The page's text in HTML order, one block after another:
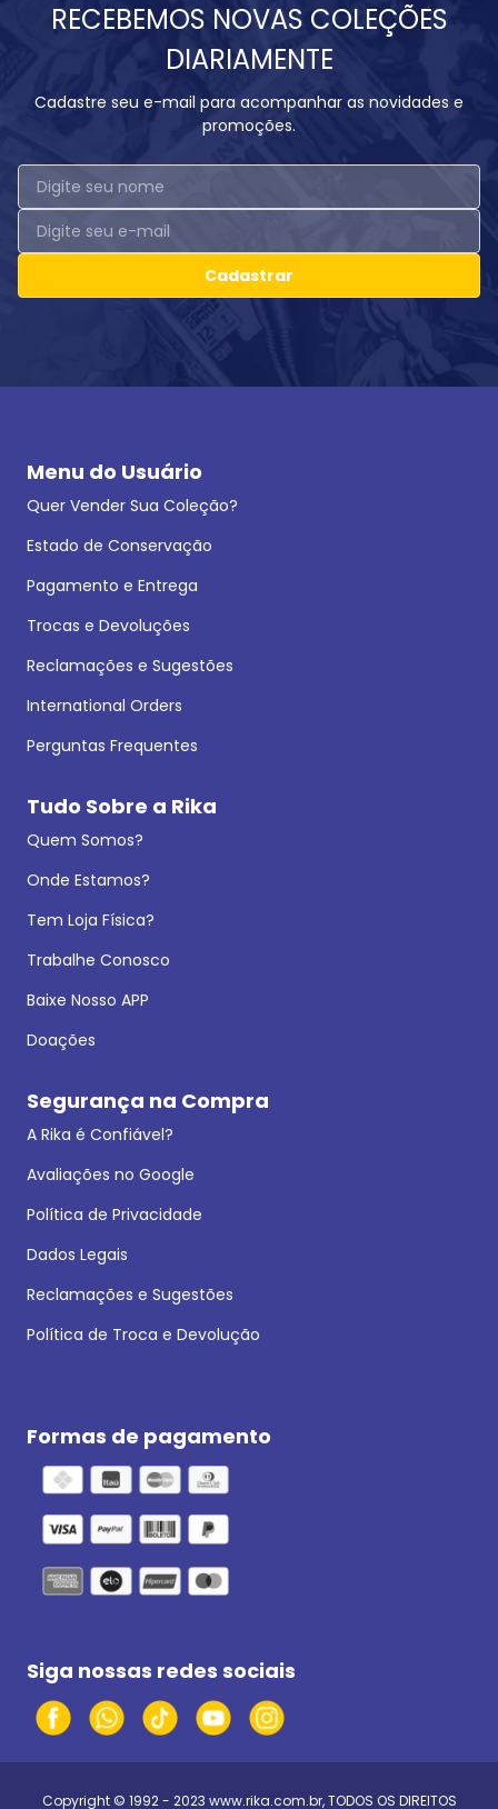
RECEBEMOS NOVAS COLEÇÕES
DIARIAMENTE
Cadastre seu e-mail para acompanhar as novidades e
promoções.
Cadastrar
Menu do Usuário
Quer Vender Sua Coleção?
Estado de Conservação
Pagamento e Entrega
Trocas e Devoluções
Reclamações e Sugestões
International Orders
Perguntas Frequentes
Tudo Sobre a Rika
Quem Somos?
Onde Estamos?
Tem Loja Física?
Trabalhe Conosco
Baixe Nosso APP
Doações
Segurança na Compra
A Rika é Confiável?
Avaliações no Google
Política de Privacidade
Dados Legais
Reclamações e Sugestões
Política de Troca e Devolução
Formas de pagamento
Siga nossas redes sociais
Copyright © 1992 - 2023 www.rika.com.br, TODOS OS DIREITOS